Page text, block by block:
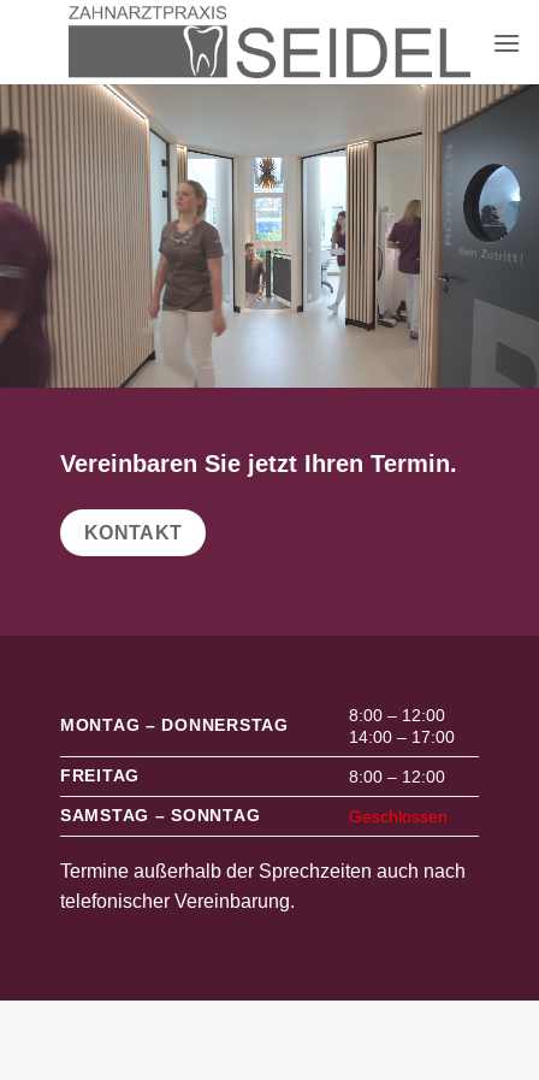
springen
Vereinbaren Sie jetzt Ihren Termin.
KONTAKT
MONTAG – DONNERSTAG
8:00 – 12:00
14:00 – 17:00
FREITAG
8:00 – 12:00
SAMSTAG – SONNTAG
Geschlossen
Termine außerhalb der Sprechzeiten auch nach
telefonischer Vereinbarung.